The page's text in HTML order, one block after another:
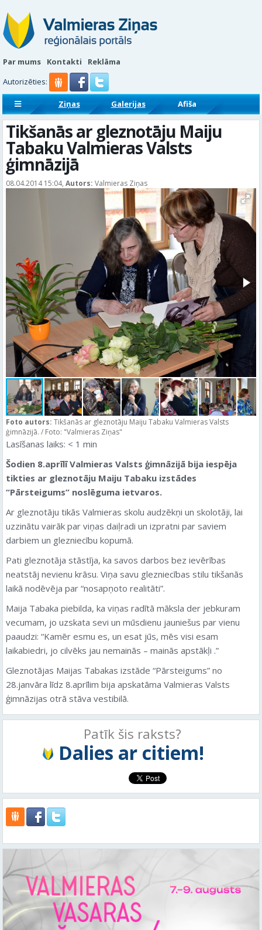
Par mums Kontakti
Reklāma
Autorizēties:
Ziņas Galerijas
Afiša
Sludinājumi
Reklāmraksti
Tikšanās ar gleznotāju Maiju
Tabaku Valmieras Valsts
ģimnāzijā
08.04.2014 15:04, Autors: Valmieras Ziņas
Foto autors: Tikšanās ar gleznotāju Maiju Tabaku Valmieras Valsts
ģimnāzijā. / Foto: "Valmieras Ziņas"
Lasīšanas laiks: < 1 min
Šodien 8.aprīlī Valmieras Valsts ģimnāzijā bija iespēja
tikties ar gleznotāju Maiju Tabaku izstādes
“Pārsteigums” noslēguma ietvaros.
Ar gleznotāju tikās Valmieras skolu audzēkņi un skolotāji, lai
uzzinātu vairāk par viņas daiļradi un izpratni par saviem
darbiem un glezniecību kopumā.
Pati gleznotāja stāstīja, ka savos darbos bez ievērības
neatstāj nevienu krāsu. Viņa savu glezniecības stilu tikšanās
laikā nodēvēja par “nosapņoto realitāti”.
Maija Tabaka piebilda, ka viņas radītā māksla der jebkuram
vecumam, jo uzskata sevi un mūsdienu jauniešus par vienu
paaudzi: “Kamēr esmu es, un esat jūs, mēs visi esam
laikabiedri, jo cilvēks jau nemainās – mainās apstākļi .”
Gleznotājas Maijas Tabakas izstāde “Pārsteigums” no
28.janvāra līdz 8.aprīlim bija apskatāma Valmieras Valsts
ģimnāzijas otrā stāva vestibilā.
Patīk šis raksts?
Dalies ar citiem!